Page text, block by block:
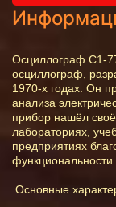
Осциллограф С1-
осциллограф,
1970-х годах. Он
анализа
прибор нашёл
лабораториях,
предприятиях
функциональности.
Основные